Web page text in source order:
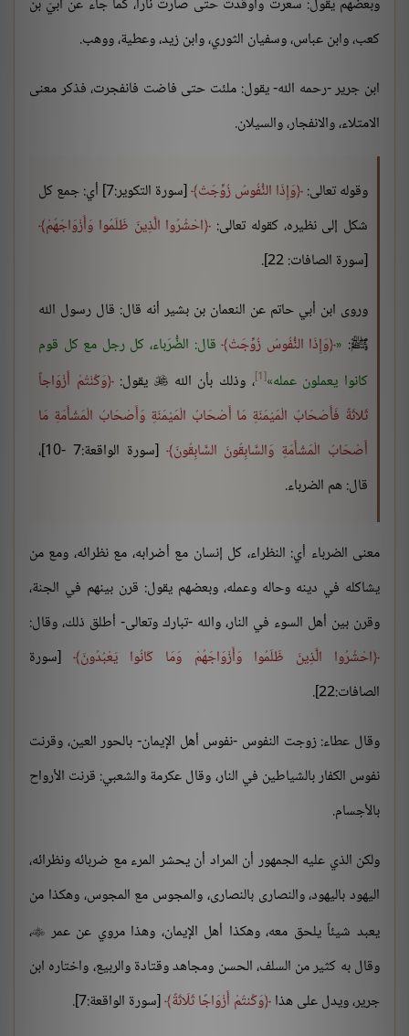
وبعضهم يقول: سعرت وأوقدت حتى صارت ناراً، كما جاء عن أبيّ بن
كعب، وابن عباس، وسفيان الثوري، وابن زيد، وعطية، ووهب.
ابن جرير -رحمه الله- يقول: ملئت حتى فاضت فانفجرت، فذكر معنى
الامتلاء، والانفجار، والسيلان.
وقوله تعالى: وَإِذَا النُّفُوسُ زُوِّجَتْ
[سورة التكوير:7] أي: جمع كل
شكل إلى نظيره، كقوله تعالى: احْشُرُوا الَّذِينَ ظَلَمُوا وَأَزْوَاجَهُمْ
[سورة الصافات: 22].
وروى ابن أبي حاتم عن النعمان بن بشير أنه قال: قال رسول الله
ﷺ:
وَإِذَا النُّفُوسُ زُوِّجَتْ قال: الضُّرَباء، كل رجل مع كل قوم
كانوا يعملون عمله [1] ، وذلك بأن الله يقول: وَكُنْتُمْ أَزْوَاجاً
ثَلاثَةً فَأَصْحَابُ الْمَيْمَنَةِ مَا أَصْحَابُ الْمَيْمَنَةِ وَأَصْحَابُ الْمَشْأَمَةِ مَا
أَصْحَابُ الْمَشْأَمَةِ وَالسَّابِقُونَ السَّابِقُونَ
[سورة الواقعة:7 -10]،
قال: هم الضرباء.
معنى الضرباء أي: النظراء، كل إنسان مع أضرابه، مع نظرائه، ومع من
يشاكله في دينه وحاله وعمله، وبعضهم يقول: قرن بينهم في الجنة،
وقرن بين أهل السوء في النار، والله -تبارك وتعالى- أطلق ذلك، وقال:
احْشُرُوا الَّذِينَ ظَلَمُوا وَأَزْوَاجَهُمْ وَمَا كَانُوا يَعْبُدُونَ [سورة
الصافات:22].
وقال عطاء: زوجت النفوس -نفوس أهل الإيمان- بالحور العين، وقرنت
نفوس الكفار بالشياطين في النار، وقال عكرمة والشعبي: قرنت الأرواح
بالأجسام.
ولكن الذي عليه الجمهور أن المراد أن يحشر المرء مع ضربائه ونظرائه،
اليهود باليهود، والنصارى بالنصارى، والمجوس مع المجوس، وهكذا من
يعبد شيئاً يلحق معه، وهكذا أهل الإيمان، وهذا مروي عن عمر ،
وقال به كثير من السلف، الحسن ومجاهد وقتادة والربيع، واختاره ابن
جرير، ويدل على هذا وَكُنتُمْ أَزْوَاجًا ثَلَاثَةً [سورة الواقعة:7].